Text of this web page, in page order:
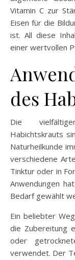
Vitamin C zur
Eisen für die
ist. All diese
einer wertvollen
des
Die
Habichtskrauts
Naturheilkunde
verschiedene
Tinktur oder in
Anwendungen
Bedarf gewählt
Ein beliebter
die Zubereitung
oder
verwendet. Der